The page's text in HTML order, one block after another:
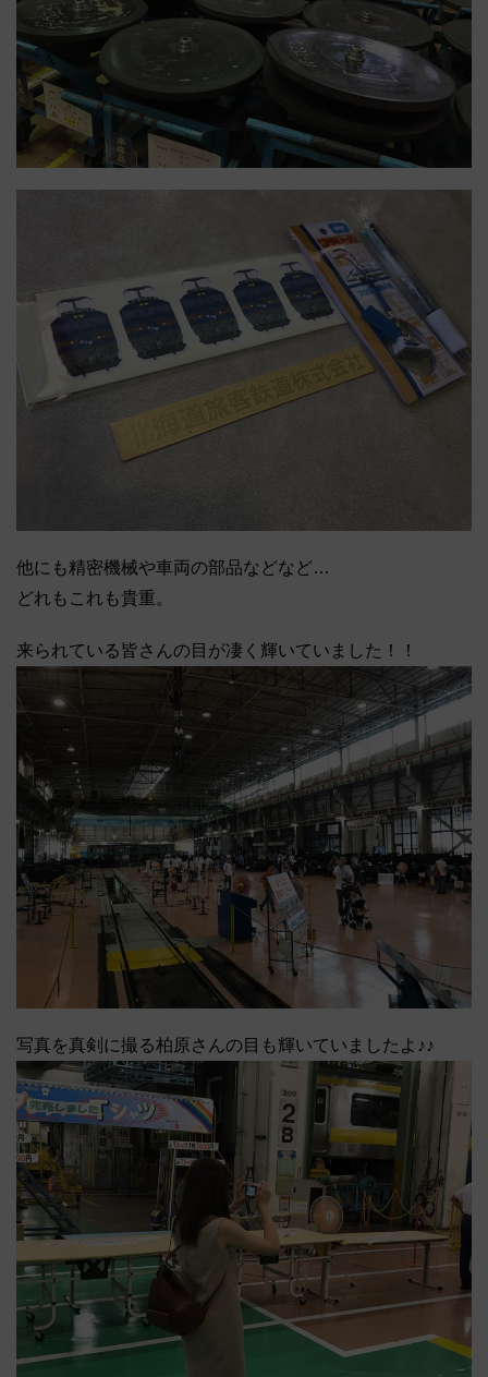
他にも精密機械や車両の部品などなど…
どれもこれも貴重。
来られている皆さんの目が凄く輝いていました！！
写真を真剣に撮る柏原さんの目も輝いていましたよ♪♪